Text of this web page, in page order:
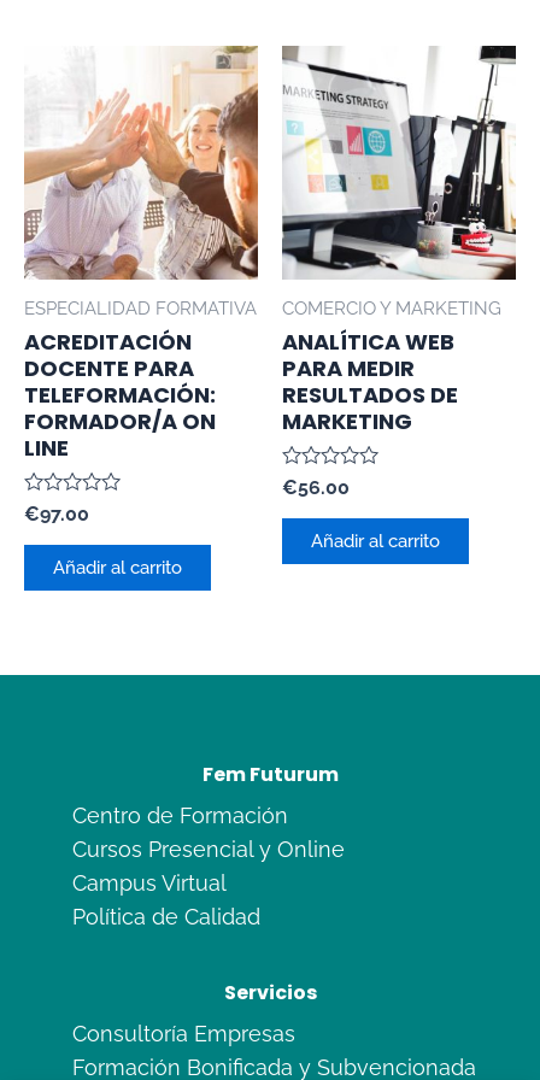
ESPECIALIDAD FORMATIVA
ACREDITACIÓN
DOCENTE PARA
TELEFORMACIÓN:
FORMADOR/A ON
LINE
Valorado
con
0
€97.00
Añadir al carrito
COMERCIO Y MARKETING
ANALÍTICA WEB
PARA MEDIR
RESULTADOS DE
MARKETING
Valorado
con
0
€56.00
Añadir al carrito
Fem Futurum
Centro de Formación
Cursos Presencial y Online
Campus Virtual
Política de Calidad
Servicios
Consultoría Empresas
Formación Bonificada y Subvencionada